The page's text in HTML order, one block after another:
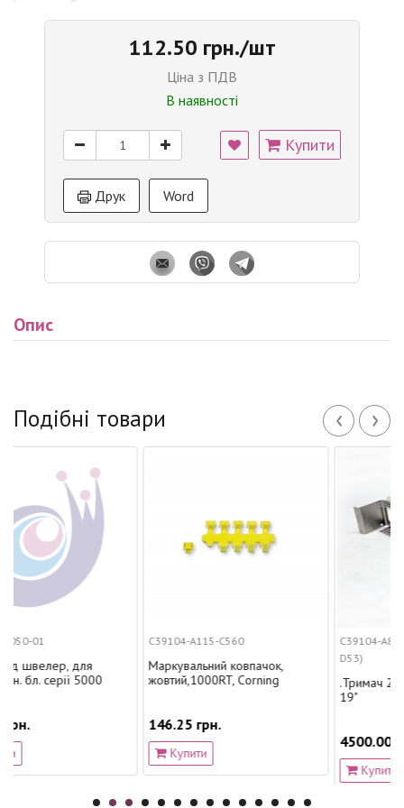
112.50 грн./шт
Ціна з ПДВ
В наявності
Купити
Друк Word
Опис
Подібні товари ‹ ›
для
5000
C39104-A115-C560
Маркувальний ковпачок,
жовтий,1000RT, Corning
146.25 грн.
C39104-A80-D53
.Тримач 28 плинтов
4500.00 грн.